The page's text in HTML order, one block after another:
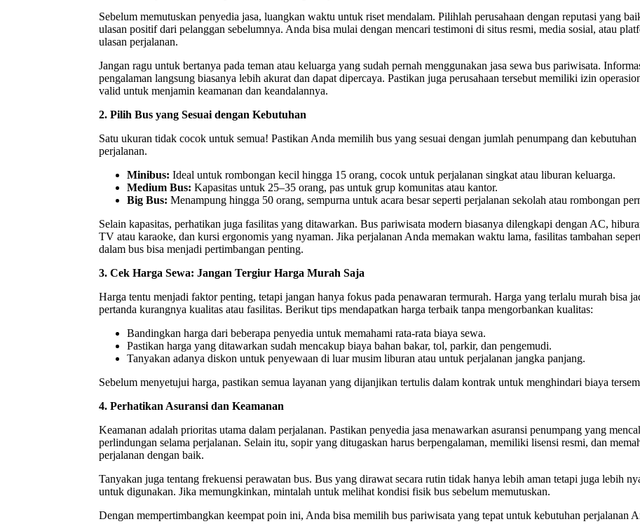
Sebelum memutuskan penyedia jasa, luangkan waktu untuk riset mendalam. Pilihlah perusahaan dengan reputasi yang
ulasan positif dari pelanggan sebelumnya. Anda bisa mulai dengan mencari testimoni di situs resmi, media sosial, atau
ulasan perjalanan.
Jangan ragu untuk bertanya pada teman atau keluarga yang sudah pernah menggunakan jasa sewa bus pariwisata.
pengalaman langsung biasanya lebih akurat dan dapat dipercaya. Pastikan juga perusahaan tersebut memiliki izin
valid untuk menjamin keamanan dan keandalannya.
2. Pilih Bus yang Sesuai dengan Kebutuhan
Satu ukuran tidak cocok untuk semua! Pastikan Anda memilih bus yang sesuai dengan jumlah penumpang dan kebutuhan
perjalanan.
Minibus: Ideal untuk rombongan kecil hingga 15 orang, cocok untuk perjalanan singkat atau liburan keluarga.
Medium Bus: Kapasitas untuk 25–35 orang, pas untuk grup komunitas atau kantor.
Big Bus: Menampung hingga 50 orang, sempurna untuk acara besar seperti perjalanan sekolah atau rombongan
Selain kapasitas, perhatikan juga fasilitas yang ditawarkan. Bus pariwisata modern biasanya dilengkapi dengan AC,
TV atau karaoke, dan kursi ergonomis yang nyaman. Jika perjalanan Anda memakan waktu lama, fasilitas tambahan
dalam bus bisa menjadi pertimbangan penting.
3. Cek Harga Sewa: Jangan Tergiur Harga Murah Saja
Harga tentu menjadi faktor penting, tetapi jangan hanya fokus pada penawaran termurah. Harga yang terlalu murah bisa
pertanda kurangnya kualitas atau fasilitas. Berikut tips mendapatkan harga terbaik tanpa mengorbankan kualitas:
Bandingkan harga dari beberapa penyedia untuk memahami rata-rata biaya sewa.
Pastikan harga yang ditawarkan sudah mencakup biaya bahan bakar, tol, parkir, dan pengemudi.
Tanyakan adanya diskon untuk penyewaan di luar musim liburan atau untuk perjalanan jangka panjang.
Sebelum menyetujui harga, pastikan semua layanan yang dijanjikan tertulis dalam kontrak untuk menghindari biaya
4. Perhatikan Asuransi dan Keamanan
Keamanan adalah prioritas utama dalam perjalanan. Pastikan penyedia jasa menawarkan asuransi penumpang yang
perlindungan selama perjalanan. Selain itu, sopir yang ditugaskan harus berpengalaman, memiliki lisensi resmi, dan
perjalanan dengan baik.
Tanyakan juga tentang frekuensi perawatan bus. Bus yang dirawat secara rutin tidak hanya lebih aman tetapi juga lebih
untuk digunakan. Jika memungkinkan, mintalah untuk melihat kondisi fisik bus sebelum memutuskan.
Dengan mempertimbangkan keempat poin ini, Anda bisa memilih bus pariwisata yang tepat untuk kebutuhan perjalanan